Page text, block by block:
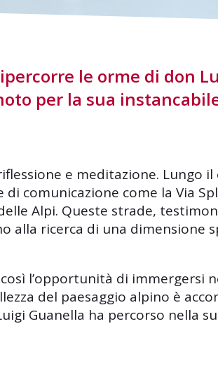
le orme di don
per la sua
e meditazione. Lungo il
comunicazione come la Via
Alpi. Queste strade,
alla ricerca di una dimensione
l’opportunità di immergersi
del paesaggio alpino è
Guanella ha percorso nella